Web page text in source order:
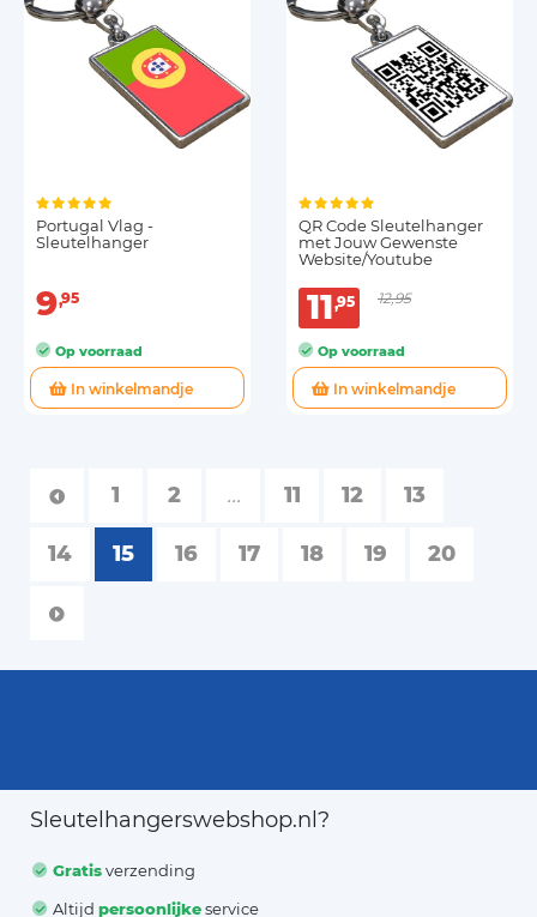
Portugal Vlag -
Sleutelhanger
9 95
Op voorraad
In winkelmandje
QR Code Sleutelhanger
met Jouw Gewenste
Website/Youtube
11 95 12,95
Op voorraad
In winkelmandje
1 2 ... 11 12 13
14 15 16 17 18 19 20
Sleutelhangerswebshop.nl?
Gratisverzending
Altijdpersoonlijkeservice